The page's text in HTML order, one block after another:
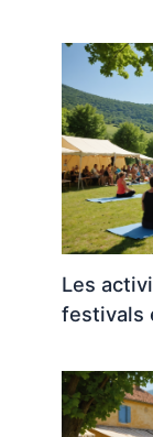
Les
festivals